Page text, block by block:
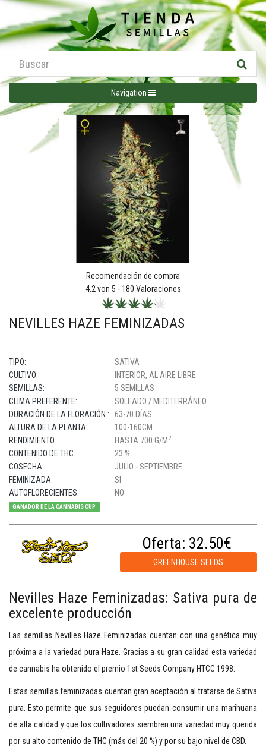
Navigation
Recomendación de compra
4.2 von 5 -180 Valoraciones
NEVILLES HAZE FEMINIZADAS
TIPO:
SATIVA
CULTIVO:
INTERIOR, AL AIRE LIBRE
SEMILLAS:
5 SEMILLAS
CLIMA PREFERENTE:
SOLEADO / MEDITERRÁNEO
DURACIÓN DE LA FLORACIÓN :
63-70 DÍAS
ALTURA DE LA PLANTA:
100-160CM
RENDIMIENTO:
HASTA 700 G/M 2
CONTENIDO DE THC:
23 %
COSECHA:
JULIO - SEPTIEMBRE
FEMINIZADA:
SI
AUTOFLORECIENTES:
NO
GANADOR DE LA CANNABIS CUP
Oferta: 32.50€
GREENHOUSE SEEDS
Nevilles Haze Feminizadas: Sativa pura de
excelente producción
Las semillas Nevilles Haze Feminizadas cuentan con una genética muy
próxima a la variedad pura Haze. Gracias a su gran calidad esta variedad
de cannabis ha obtenido el premio 1st Seeds Company HTCC 1998.
Estas semillas feminizadas cuentan gran aceptación al tratarse de Sativa
pura. Esto permite que sus seguidores puedan consumir una marihuana
de alta calidad y que los cultivadores siembren una variedad muy querida
por su alto contenido de THC (más del 20 %) y por su bajo nivel de CBD.